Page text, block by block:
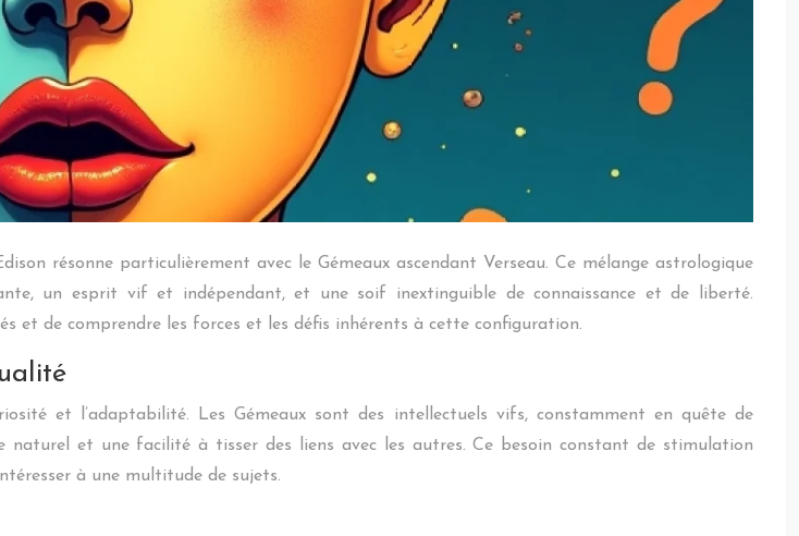
résonne particulièrement avec le Gémeaux ascendant Verseau. Ce mélange astrologique
un esprit vif et indépendant, et une soif inextinguible de connaissance et de liberté.
et de comprendre les forces et les défis inhérents à cette configuration.
et l’adaptabilité. Les Gémeaux sont des intellectuels vifs, constamment en quête de
naturel et une facilité à tisser des liens avec les autres. Ce besoin constant de stimulation
à une multitude de sujets.